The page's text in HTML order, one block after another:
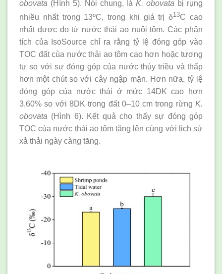
obovata (Hình 5). Nói chung, láK. obovata bị rụng
nhiều nhất trong 13ºC, trong khi giá trị δ13C cao
nhất được đo từ nước thải ao nuôi tôm. Các phân
tích của IsoSource chỉ ra rằng tỷ lệ đóng góp vào
TOC đất của nước thải ao tôm cao hơn hoặc tương
tự so với sự đóng góp của nước thủy triều và thấp
hơn một chút so với cây ngập mặn. Hơn nữa, tỷ lệ
đóng góp của nước thải ở mức 14DK cao hơn
3,60% so với 8DK trong đất 0–10 cm trong rừng K.
obovata (Hình 6). Kết quả cho thấy sự đóng góp
TOC của nước thải ao tôm tăng lên cùng với lịch sử
xả thải ngày càng tăng.